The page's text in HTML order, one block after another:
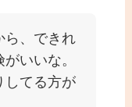
ら、できれ
いいな。
してる方が